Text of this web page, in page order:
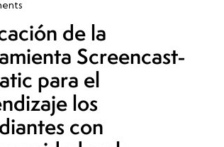
de la
Screencast-
para el
los
con